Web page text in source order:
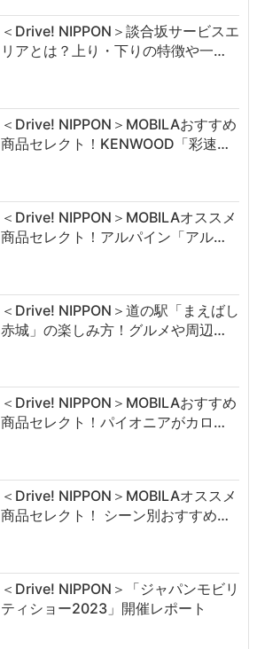
＜Drive! NIPPON＞談合坂サービスエ
リアとは？上り・下りの特徴や一…
＜Drive! NIPPON＞MOBILAおすすめ
商品セレクト！KENWOOD「彩速…
＜Drive! NIPPON＞MOBILAオススメ
商品セレクト！アルパイン「アル…
＜Drive! NIPPON＞道の駅「まえばし
赤城」の楽しみ方！グルメや周辺…
＜Drive! NIPPON＞MOBILAおすすめ
商品セレクト！パイオニアがカロ…
＜Drive! NIPPON＞MOBILAオススメ
商品セレクト！ シーン別おすすめ…
＜Drive! NIPPON＞「ジャパンモビリ
ティショー2023」開催レポート